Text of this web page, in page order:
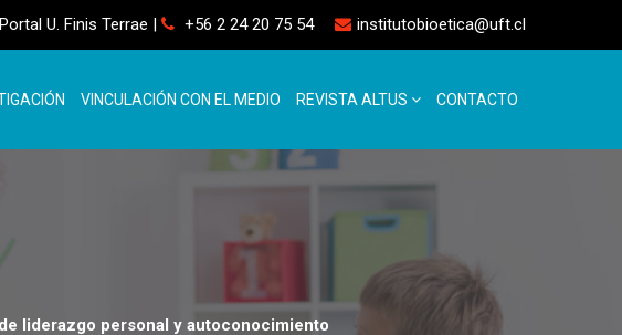
Portal U. Finis Terrae | +56 2 24 20 75 54 institutobioetica@uft.cl
VINCULACIÓN CON EL MEDIO REVISTA ALTUS CONTACTO
liderazgo personal y autoconocimiento